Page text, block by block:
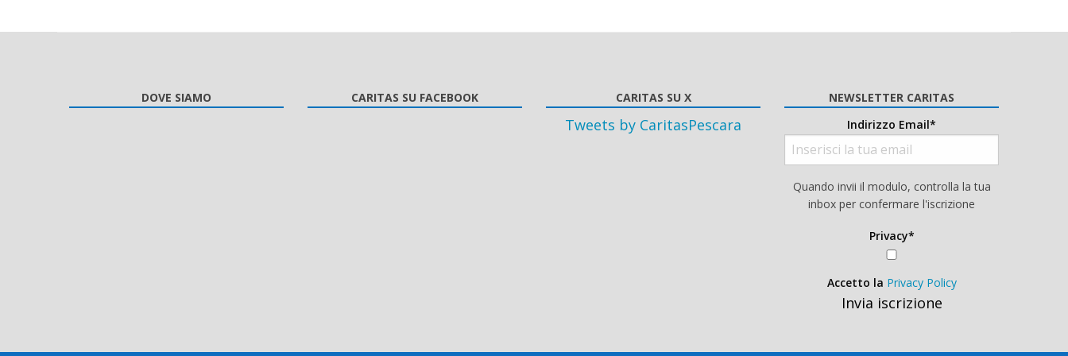
DOVE SIAMO CARITAS SU FACEBOOK CARITAS SU X
Tweets by CaritasPescara
NEWSLETTER CARITAS
Indirizzo Email*
Quando invii il modulo, controlla la tua
inbox per confermare l'iscrizione
Privacy*
Accetto la Privacy Policy
Invia iscrizione